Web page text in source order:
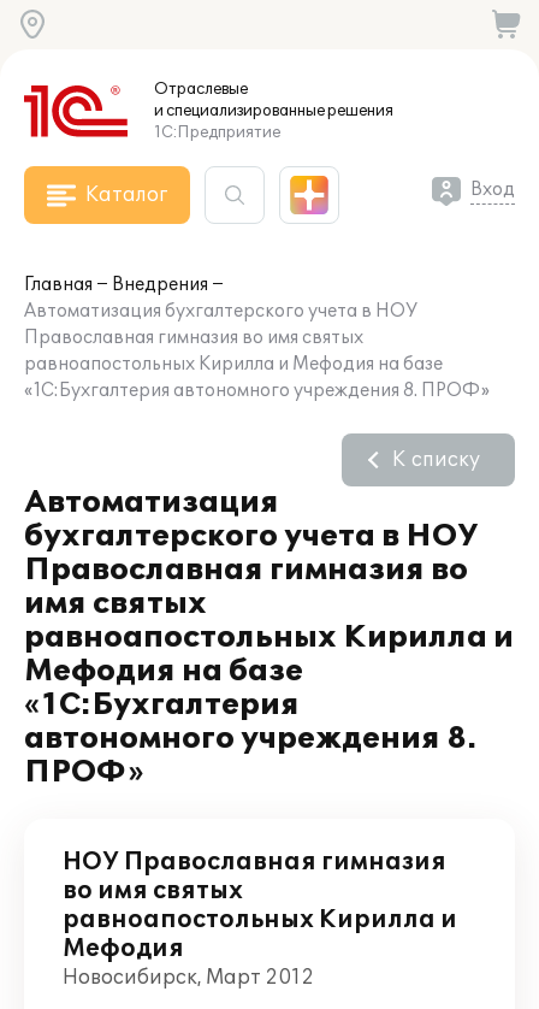
Отраслевые
и специализированныерешения
1С:Предприятие
Каталог Вход
Главная
Внедрения
Автоматизация бухгалтерского учета в НОУ
Православная гимназия во имя святых
равноапостольных Кирилла и Мефодия на базе
«1С:Бухгалтерия автономного учреждения 8. ПРОФ»
Автоматизация
бухгалтерского учета в НОУ
Православная гимназия во
имя святых
равноапостольных Кирилла и
Мефодия на базе
«1С:Бухгалтерия
автономного учреждения 8.
ПРОФ»
К списку
НОУ Православная гимназия
во имя святых
равноапостольных Кирилла и
Мефодия
Новосибирск, Март 2012